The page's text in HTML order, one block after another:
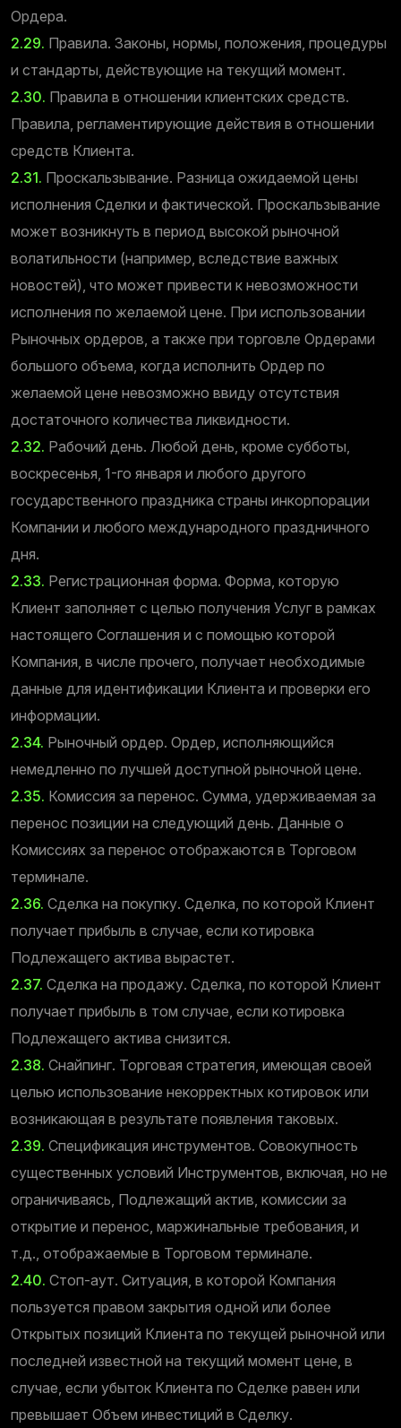
Ордера.
2.29. Правила. Законы, нормы, положения, процедуры
и стандарты, действующие на текущий момент.
2.30. Правила в отношении клиентских средств.
Правила, регламентирующие действия в отношении
средств Клиента.
2.31. Проскальзывание. Разница ожидаемой цены
исполнения Сделки и фактической. Проскальзывание
может возникнуть в период высокой рыночной
волатильности (например, вследствие важных
новостей), что может привести к невозможности
исполнения по желаемой цене. При использовании
Рыночных ордеров, а также при торговле Ордерами
большого объема, когда исполнить Ордер по
желаемой цене невозможно ввиду отсутствия
достаточного количества ликвидности.
2.32. Рабочий день. Любой день, кроме субботы,
воскресенья, 1-го января и любого другого
государственного праздника страны инкорпорации
Компании и любого международного праздничного
дня.
2.33. Регистрационная форма. Форма, которую
Клиент заполняет с целью получения Услуг в рамках
настоящего Соглашения и с помощью которой
Компания, в числе прочего, получает необходимые
данные для идентификации Клиента и проверки его
информации.
2.34. Рыночный ордер. Ордер, исполняющийся
немедленно по лучшей доступной рыночной цене.
2.35. Комиссия за перенос. Сумма, удерживаемая за
перенос позиции на следующий день. Данные о
Комиссиях за перенос отображаются в Торговом
терминале.
2.36. Сделка на покупку. Сделка, по которой Клиент
получает прибыль в случае, если котировка
Подлежащего актива вырастет.
2.37. Сделка на продажу. Сделка, по которой Клиент
получает прибыль в том случае, если котировка
Подлежащего актива снизится.
2.38. Снайпинг. Торговая стратегия, имеющая своей
целью использование некорректных котировок или
возникающая в результате появления таковых.
2.39. Спецификация инструментов. Совокупность
существенных условий Инструментов, включая, но не
ограничиваясь, Подлежащий актив, комиссии за
открытие и перенос, маржинальные требования, и
т.д., отображаемые в Торговом терминале.
2.40. Стоп-аут. Ситуация, в которой Компания
пользуется правом закрытия одной или более
Открытых позиций Клиента по текущей рыночной или
последней известной на текущий момент цене, в
случае, если убыток Клиента по Сделке равен или
превышает Объем инвестиций в Сделку.